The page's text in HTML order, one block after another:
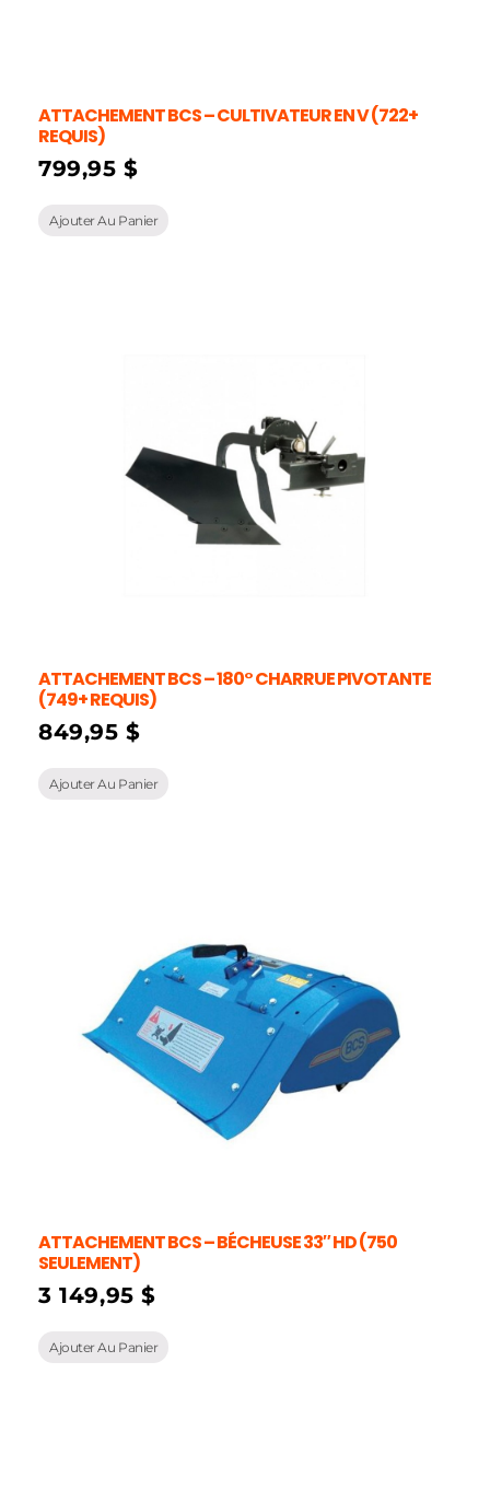
ATTACHEMENT BCS – CULTIVATEUR EN V (722+
REQUIS)
799,95$
Ajouter Au Panier
ATTACHEMENT BCS – 180° CHARRUE PIVOTANTE
(749+ REQUIS)
849,95$
Ajouter Au Panier
ATTACHEMENT BCS – BÉCHEUSE 33″ HD (750
SEULEMENT)
3 149,95$
Ajouter Au Panier